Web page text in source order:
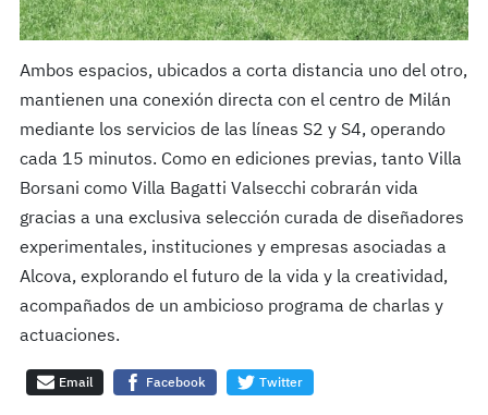
Ambos espacios, ubicados a corta distancia uno del otro,
mantienen una conexión directa con el centro de Milán
mediante los servicios de las líneas S2 y S4, operando
cada 15 minutos. Como en ediciones previas, tanto Villa
Borsani como Villa Bagatti Valsecchi cobrarán vida
gracias a una exclusiva selección curada de diseñadores
experimentales, instituciones y empresas asociadas a
Alcova, explorando el futuro de la vida y la creatividad,
acompañados de un ambicioso programa de charlas y
actuaciones.
Email Facebook Twitter